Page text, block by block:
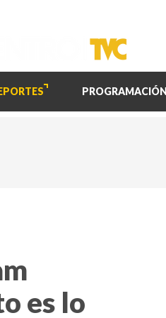
PROGRAMACIÓN
es lo